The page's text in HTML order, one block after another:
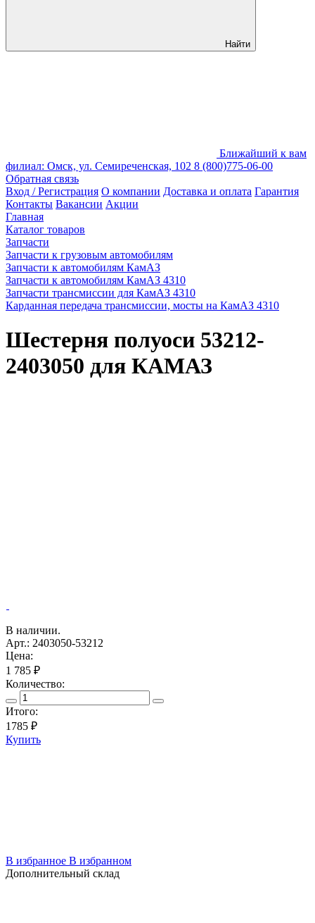
Найти
Ближайший к вам
филиал: Омск, ул. Семиреченская, 102 8 (800)775-06-00
Обратная связь
Вход / Регистрация О компании Доставка и оплата Гарантия
Контакты Вакансии Акции
Главная
Каталог товаров
Запчасти
Запчасти к грузовым автомобилям
Запчасти к автомобилям КамАЗ
Запчасти к автомобилям КамАЗ 4310
Запчасти трансмиссии для КамАЗ 4310
Карданная передача трансмиссии, мосты на КамАЗ 4310
Шестерня полуоси 53212-
2403050 для КАМАЗ
В наличии.
Арт.: 2403050-53212
Цена:
1 785 ₽
Количество:
Итого:
1785 ₽
Купить
В избранное В избранном
Дополнительный склад